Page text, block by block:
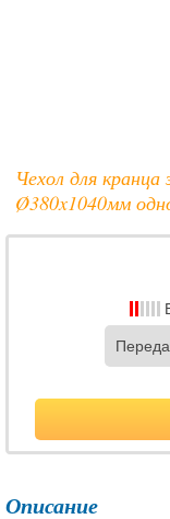
Чехол для
Ø380x1040мм
Описание